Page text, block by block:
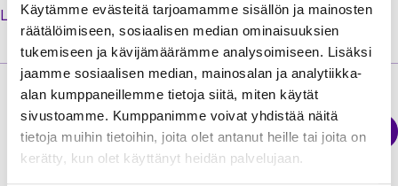
Käytämme evästeitä tarjoamamme sisällön ja mainosten
räätälöimiseen, sosiaalisen median ominaisuuksien
tukemiseen ja kävijämäärämme analysoimiseen. Lisäksi
jaamme sosiaalisen median, mainosalan ja analytiikka-
alan kumppaneillemme tietoja siitä, miten käytät
sivustoamme. Kumppanimme voivat yhdistää näitä
tietoja muihin tietoihin, joita olet antanut heille tai joita on
kerätty, kun olet käyttänyt heidän palvelujaan.
Luo käyttäjätili jäsenextraan
Energiateollisuus
Sähkökatkokartta